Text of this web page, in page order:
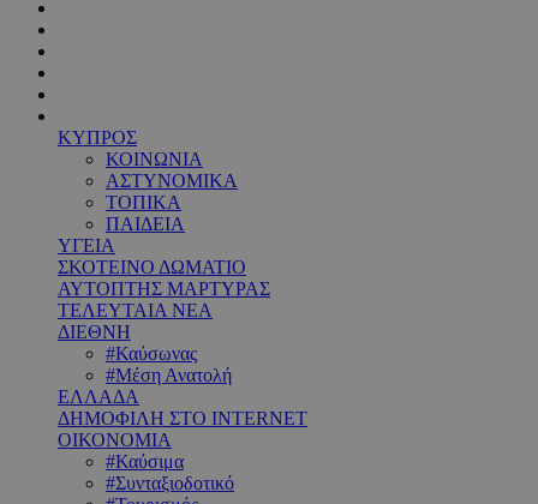
ΚΥΠΡΟΣ
ΚΟΙΝΩΝΙΑ
ΑΣΤΥΝΟΜΙΚΑ
ΤΟΠΙΚΑ
ΠΑΙΔΕΙΑ
ΥΓΕΙΑ
ΣΚΟΤΕΙΝΟ ΔΩΜΑΤΙΟ
ΑΥΤΟΠΤΗΣ ΜΑΡΤΥΡΑΣ
ΤΕΛΕΥΤΑΙΑ ΝΕΑ
ΔΙΕΘΝΗ
#Καύσωνας
#Μέση Ανατολή
ΕΛΛΑΔΑ
ΔΗΜΟΦΙΛΗ ΣΤΟ INTERNET
ΟΙΚΟΝΟΜΙΑ
#Καύσιμα
#Συνταξιοδοτικό